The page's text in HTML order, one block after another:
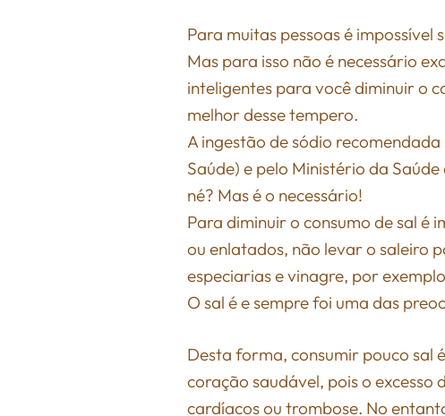
Para muitas pessoas é impossível
Mas para isso não é necessário
inteligentes para você diminuir o
melhor desse tempero.
A ingestão de sódio
Saúde) e pelo Ministério da
né? Mas é o necessário!
Para diminuir o consumo de sal
ou enlatados, não levar o saleiro
especiarias e vinagre, por
O sal é e sempre foi uma das
Desta forma, consumir pouco sal
coração saudável, pois o
cardíacos ou trombose. No